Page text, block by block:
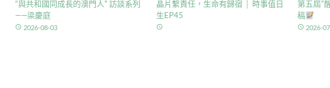
“與共和國同成長的澳門人” 訪談系列
——梁慶庭
access_time 2026-08-03
晶片繫責任，生命有歸宿 │ 時事值日
生EP45
access_time
第五屆”
稿
access_time 2026-